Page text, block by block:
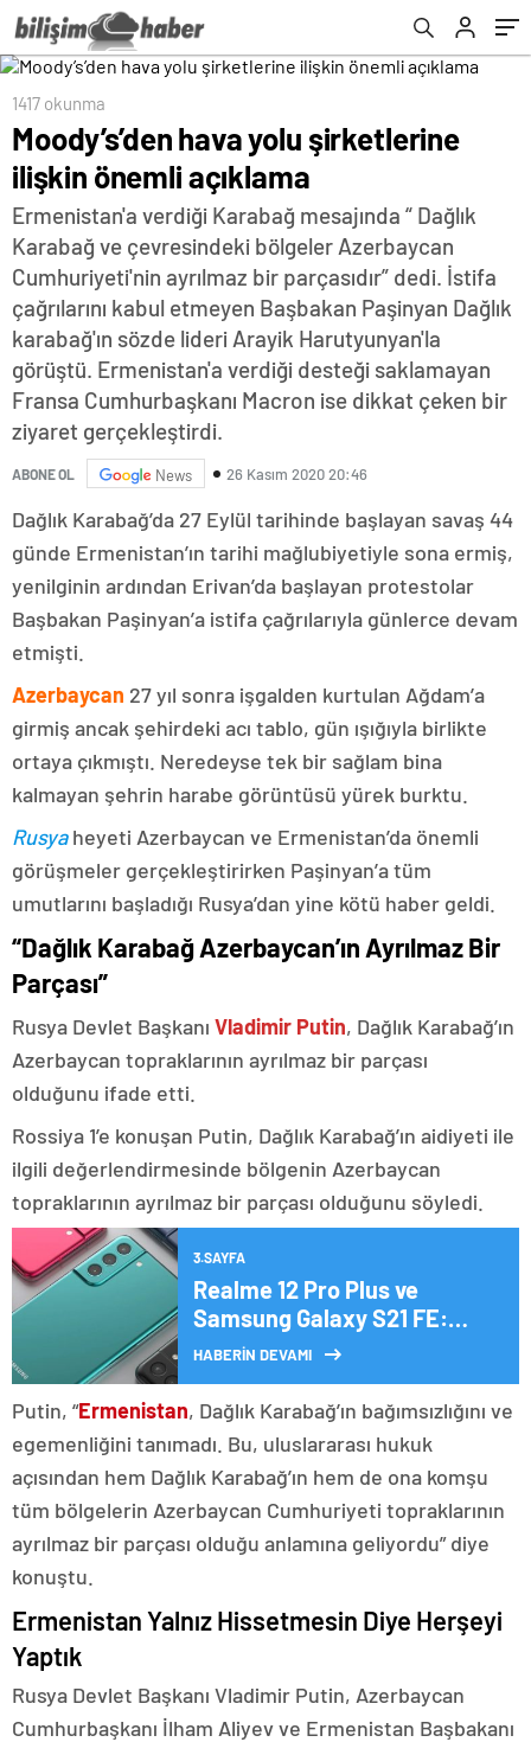
1417 okunma
Moody’s’den hava yolu şirketlerine
ilişkin önemli açıklama
Ermenistan'a verdiği Karabağ mesajında “ Dağlık
Karabağ ve çevresindeki bölgeler Azerbaycan
Cumhuriyeti'nin ayrılmaz bir parçasıdır” dedi. İstifa
çağrılarını kabul etmeyen Başbakan Paşinyan Dağlık
karabağ'ın sözde lideri Arayik Harutyunyan'la
görüştü. Ermenistan'a verdiği desteği saklamayan
Fransa Cumhurbaşkanı Macron ise dikkat çeken bir
ziyaret gerçekleştirdi.
ABONE OL News 26 Kasım 2020 20:46
Dağlık Karabağ’da 27 Eylül tarihinde başlayan savaş 44
günde Ermenistan’ın tarihi mağlubiyetiyle sona ermiş,
yenilginin ardından Erivan’da başlayan protestolar
Başbakan Paşinyan’a istifa çağrılarıyla günlerce devam
etmişti.
Azerbaycan 27 yıl sonra işgalden kurtulan Ağdam’a
girmiş ancak şehirdeki acı tablo, gün ışığıyla birlikte
ortaya çıkmıştı. Neredeyse tek bir sağlam bina
kalmayan şehrin harabe görüntüsü yürek burktu.
Rusyaheyeti Azerbaycan ve Ermenistan’da önemli
görüşmeler gerçekleştirirken Paşinyan’a tüm
umutlarını başladığı Rusya’dan yine kötü haber geldi.
“Dağlık Karabağ Azerbaycan’ın Ayrılmaz Bir
Parçası”
Rusya Devlet Başkanı Vladimir Putin, Dağlık Karabağ’ın
Azerbaycan topraklarının ayrılmaz bir parçası
olduğunu ifade etti.
Rossiya 1’e konuşan Putin, Dağlık Karabağ’ın aidiyeti ile
ilgili değerlendirmesinde bölgenin Azerbaycan
topraklarının ayrılmaz bir parçası olduğunu söyledi.
3.SAYFA
Realme 12 Pro Plus ve
Samsung Galaxy S21 FE:
Hangisi daha iyi bir seçim?
HABERİN DEVAMI
Putin, “Ermenistan, Dağlık Karabağ’ın bağımsızlığını ve
egemenliğini tanımadı. Bu, uluslararası hukuk
açısından hem Dağlık Karabağ’ın hem de ona komşu
tüm bölgelerin Azerbaycan Cumhuriyeti topraklarının
ayrılmaz bir parçası olduğu anlamına geliyordu” diye
konuştu.
Ermenistan Yalnız Hissetmesin Diye Herşeyi
Yaptık
Rusya Devlet Başkanı Vladimir Putin, Azerbaycan
Cumhurbaşkanı İlham Aliyev ve Ermenistan Başbakanı